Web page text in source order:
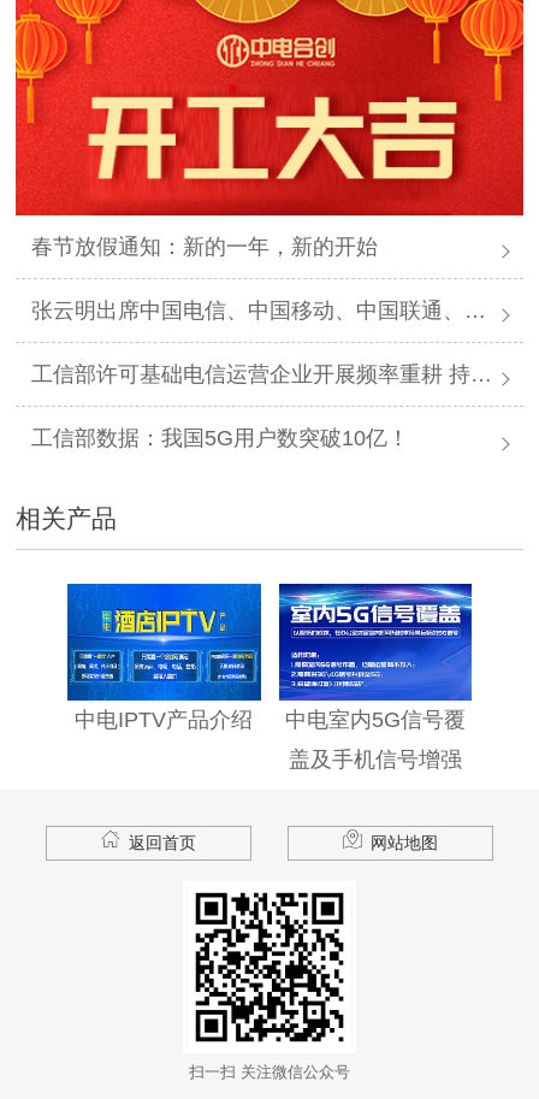
春节放假通知：新的一年，新的开始
张云明出席中国电信、中国移动、中国联通、中国铁塔2025年工作会议
工信部许可基础电信运营企业开展频率重耕 持续推动我国5G产业高质量发展
工信部数据：我国5G用户数突破10亿！
相关产品
中电IPTV产品介绍
中电室内5G信号覆
盖及手机信号增强
返回首页 网站地图
扫一扫 关注微信公众号